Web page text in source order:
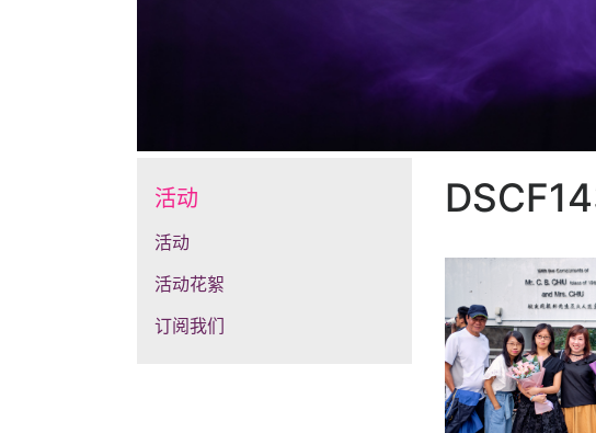
活动
活动
活动花絮
订阅我们